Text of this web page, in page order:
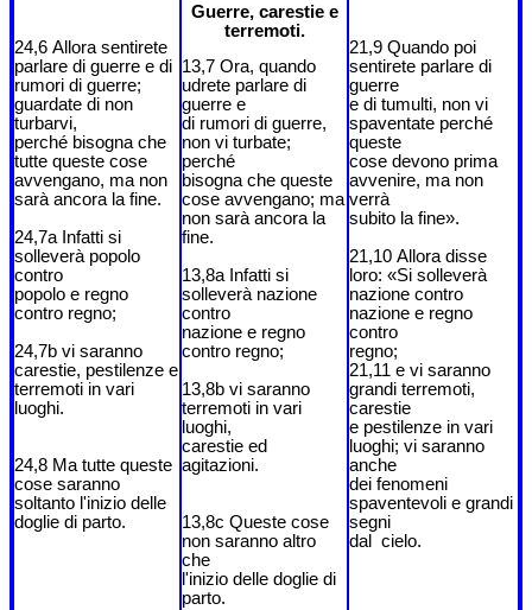
24,6 Allora sentirete
parlare di guerre e di
rumori di guerre;
guardate di non
turbarvi,
perché bisogna che
tutte queste cose
avvengano, ma non
sarà ancora la fine.
24,7a Infatti si
solleverà popolo
contro
popolo e regno
contro regno;
24,7b vi saranno
carestie, pestilenze e
terremoti in vari
luoghi.
24,8 Ma tutte queste
cose saranno
soltanto l'inizio delle
doglie di parto.
Guerre, carestie e
terremoti.
13,7 Ora, quando
udrete parlare di
guerre e
di rumori di guerre,
non vi turbate;
perché
bisogna che queste
cose avvengano; ma
non sarà ancora la
fine.
13,8a Infatti si
solleverà nazione
contro
nazione e regno
contro regno;
13,8b vi saranno
terremoti in vari
luoghi,
carestie ed
agitazioni.
13,8c Queste cose
non saranno altro
che
l'inizio delle doglie di
parto.
21,9 Quando poi
sentirete parlare di
guerre
e di tumulti, non vi
spaventate perché
queste
cose devono prima
avvenire, ma non
verrà
subito la fine».
21,10 Allora disse
loro: «Si solleverà
nazione contro
nazione e regno
contro
regno;
21,11 e vi saranno
grandi terremoti,
carestie
e pestilenze in vari
luoghi; vi saranno
anche
dei fenomeni
spaventevoli e grandi
segni
dal cielo.